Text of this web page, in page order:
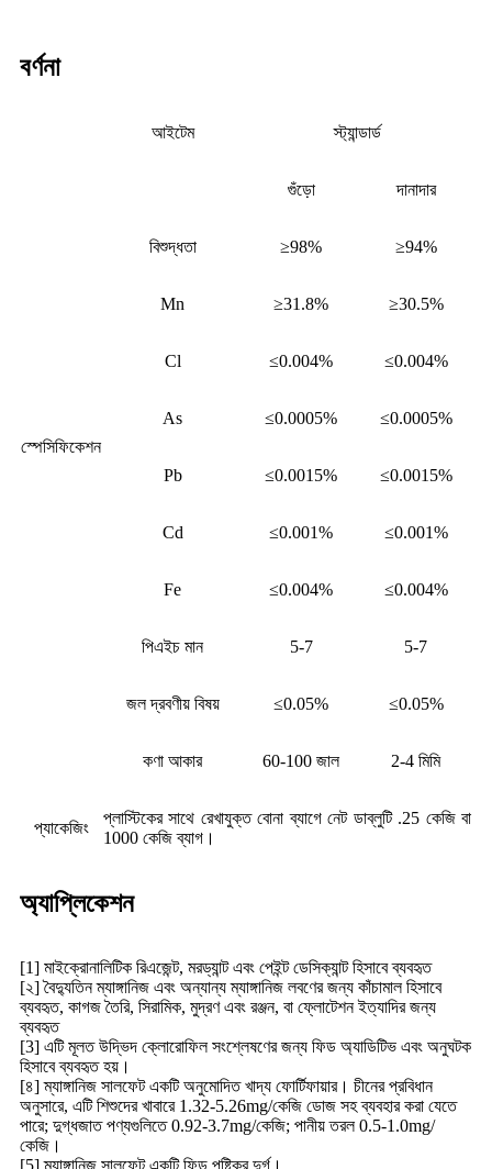
বর্ণনা
স্পেসিফিকেশন
আইটেম স্ট্যান্ডার্ড
গুঁড়ো দানাদার
বিশুদ্ধতা ≥98% ≥94%
Mn ≥31.8% ≥30.5%
Cl ≤0.004% ≤0.004%
As ≤0.0005% ≤0.0005%
Pb ≤0.0015% ≤0.0015%
Cd ≤0.001% ≤0.001%
Fe ≤0.004% ≤0.004%
পিএইচ মান 5-7 5-7
জল দ্রবণীয় বিষয় ≤0.05% ≤0.05%
কণা আকার 60-100 জাল 2-4 মিমি
প্যাকেজিং
প্লাস্টিকের সাথে রেখাযুক্ত বোনা ব্যাগে নেট ডাব্লুটি .25 কেজি বা
1000 কেজি ব্যাগ।
অ্যাপ্লিকেশন
[1] মাইক্রোনালিটিক রিএজেন্ট, মরড্যান্ট এবং পেইন্ট ডেসিক্যান্ট হিসাবে ব্যবহৃত
[২] বৈদ্যুতিন ম্যাঙ্গানিজ এবং অন্যান্য ম্যাঙ্গানিজ লবণের জন্য কাঁচামাল হিসাবে
ব্যবহৃত, কাগজ তৈরি, সিরামিক, মুদ্রণ এবং রঞ্জন, বা ফ্লোটেশন ইত্যাদির জন্য
ব্যবহৃত
[3] এটি মূলত উদ্ভিদ ক্লোরোফিল সংশ্লেষণের জন্য ফিড অ্যাডিটিভ এবং অনুঘটক
হিসাবে ব্যবহৃত হয়।
[৪] ম্যাঙ্গানিজ সালফেট একটি অনুমোদিত খাদ্য ফোর্টিফায়ার। চীনের প্রবিধান
অনুসারে, এটি শিশুদের খাবারে 1.32-5.26mg/কেজি ডোজ সহ ব্যবহার করা যেতে
পারে; দুগ্ধজাত পণ্যগুলিতে 0.92-3.7mg/কেজি; পানীয় তরল 0.5-1.0mg/
কেজি।
[5] ম্যাঙ্গানিজ সালফেট একটি ফিড পুষ্টিকর দুর্গ।